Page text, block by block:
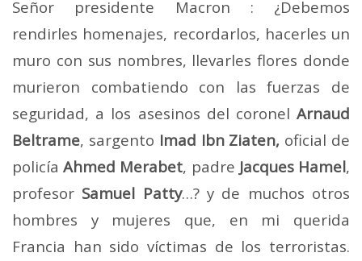
Señor presidente Macron : ¿Debemos
rendirles homenajes, recordarlos, hacerles un
muro con sus nombres, llevarles flores donde
murieron combatiendo con las fuerzas de
seguridad, a los asesinos del coronel Arnaud
Beltrame, sargento Imad Ibn Ziaten, oficial de
policíaAhmed Merabet, padre Jacques Hamel,
profesor Samuel Patty…? y de muchos otros
hombres y mujeres que, en mi querida
Francia han sido víctimas de los terroristas.